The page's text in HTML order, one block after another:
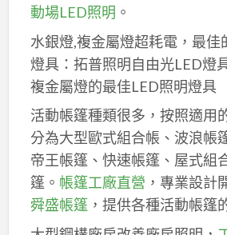
動場LED照明 。
水銀燈,複金屬燈超耗電，最佳
燈具：拓普照明自由光LED燈
複金屬燈的最佳LED照明燈具
活動帳篷種類很多，按照適用
分為大型歐式組合帳、波浪帳
帝王帳篷、快速帳篷、屋式組
篷。 帳篷工廠直營 ，專業設計
舜盛帳篷，提供各種活動帳篷